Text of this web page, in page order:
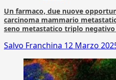
Un farmaco, due nuove
carcinoma mammario
seno metastatico triplo
Salvo Franchina 12 Marzo